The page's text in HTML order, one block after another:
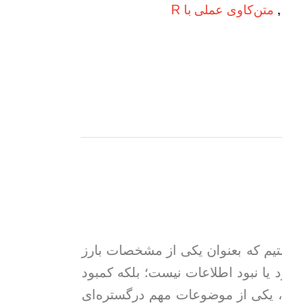
, متن‌کاوی عملی با R
که بعنوان یکی از مشخصات بارز
نبود اطلاعات نیست؛ بلکه کمبود
یکی از موضوعات مهم درگستره‌ای